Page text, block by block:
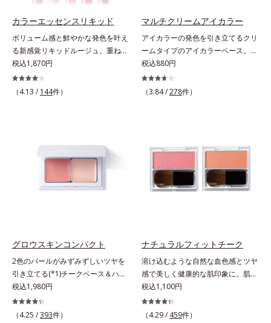
カラーエッセンスリキッド
ボリューム感と鮮やかな発色を叶え
る新感覚リキッドルージュ。重ねる
ほど、鮮やかにボリューミーに。1
本で美しい仕上がりを叶えるリキッ
ドルージュです。唇の凹凸を均一に
「カラーウェアリング処方」で、う
るおいのあるふっくらとした唇とつ
けたての鮮やかな発色を両立しま
す。マスクオフの瞬間も、ハッと目
シリル化シリカ、BG、ペンチレン
税込1,870円
（4.13 / 144件）
マルチクリームアイカラー
アイカラーの発色を引き立てるクリ
ームタイプのアイカラーベース。ア
イカラーの発色とツヤめきを最大限
に引き立てる、クリームタイプのア
イカラーベースです。アイカラーの
り密着して、アイカラーのもちも高
めます。単品使いももちろんOK！
繊細なパールが角度によって瞬き、
目元を立体的に見せてくれます。
税込880円
（3.84 /278件）
グロウスキンコンパクト
2色のパールがみずみずしいツヤを
引き立てる(*1)チークベース＆ハイ
ライト。ベースメイクの仕上げに重
ねれば、みずみずしいツヤが表情を
一段と魅力的に引き立てる、チーク
税込1,980円
（4.25 /393件）
ナチュラルフィットチーク
溶け込むような自然な血色感とツヤ
感で美しく健康的な肌印象に。肌本
来の血色の仕組みに着目した設計
で、ひとはけするだけで肌に溶け込
むように美しく発色。柔らかく自然
税込1,100円
（4.29 / 459件）